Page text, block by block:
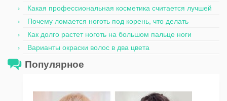
Какая профессиональная косметика считается лучшей
Почему ломается ноготь под корень, что делать
Как долго растет ноготь на большом пальце ноги
Варианты окраски волос в два цвета
Популярное